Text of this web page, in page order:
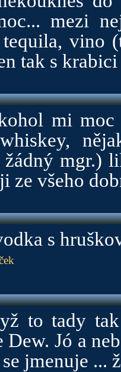
mezi
vino
tak s
mi moc
mgr.)
ze všeho
s
to tady
Dew. Jó a
jmenuje ...